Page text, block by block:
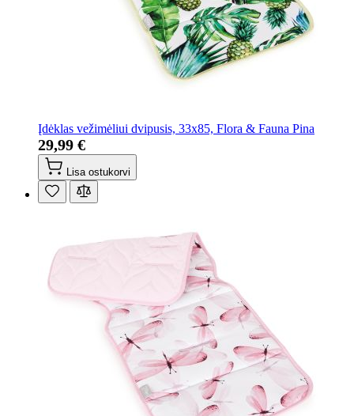
Įdėklas vežimėliui dvipusis, 33x85, Flora & Fauna Pina
29,99 €
Lisa ostukorvi